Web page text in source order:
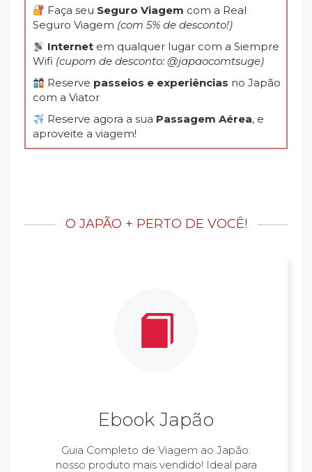
Faça seu Seguro Viagem com a Real
Seguro Viagem (com 5% de desconto!)
Internet em qualquer lugar com a Siempre
Wifi (cupom de desconto: @japaocomtsuge)
Reserve passeios e experiências no Japão
com a Viator
Reserve agora a sua Passagem Aérea, e
aproveite a viagem!
O JAPÃO + PERTO DE VOCÊ!
Ebook Japão
Guia Completo de Viagem ao Japão:
nosso produto mais vendido! Ideal para